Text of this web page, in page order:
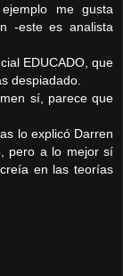
me gusta
-este es analista
EDUCADO, que
despiadado.
sí, parece que
lo explicó Darren
pero a lo mejor sí
en las teorías